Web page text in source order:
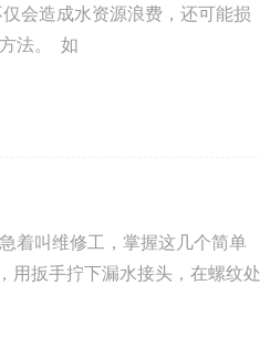
会造成水资源浪费，还可能损
法。 如
着叫维修工，掌握这几个简单
用扳手拧下漏水接头，在螺纹处